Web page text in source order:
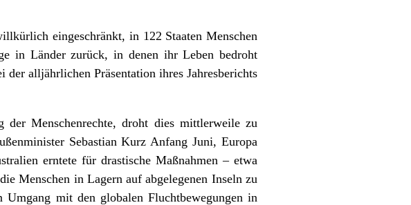
eingeschränkt, in 122 Staaten Menschen
in Länder zurück, in denen ihr Leben bedroht
alljährlichen Präsentation ihres Jahresberichts
Menschenrechte, droht dies mittlerweile zu
Sebastian Kurz Anfang Juni, Europa
erntete für drastische Maßnahmen – etwa
Menschen in Lagern auf abgelegenen Inseln zu
mit den globalen Fluchtbewegungen in